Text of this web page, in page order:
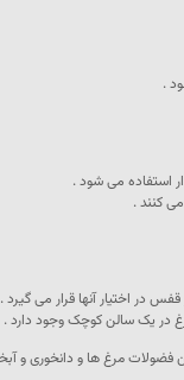
.
استفاده می شود .
کنند .
در اختیار آنها قرار می گیرد .
در یک سالن کوچک وجود دارد .
مرغ ها و دانخوری و